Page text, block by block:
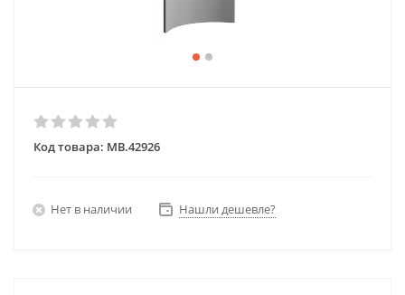
Код товара: MB.42926
Нет в наличии Нашли дешевле?